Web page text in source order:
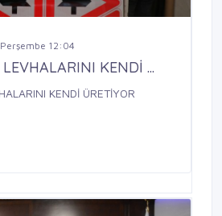
12:04
KENDİ ...
KENDİ ÜRETİYOR